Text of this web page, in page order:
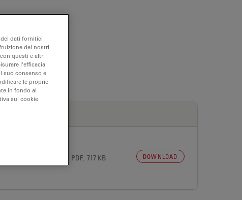
PDF, 717 KB DOWNLOAD
dati fornitici
dei nostri
questi e altri
l'efficacia
suo consenso e
le proprie
in fondo al
sui cookie